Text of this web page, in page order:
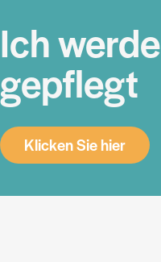
Ich werde
gepflegt
Klicken Sie hier